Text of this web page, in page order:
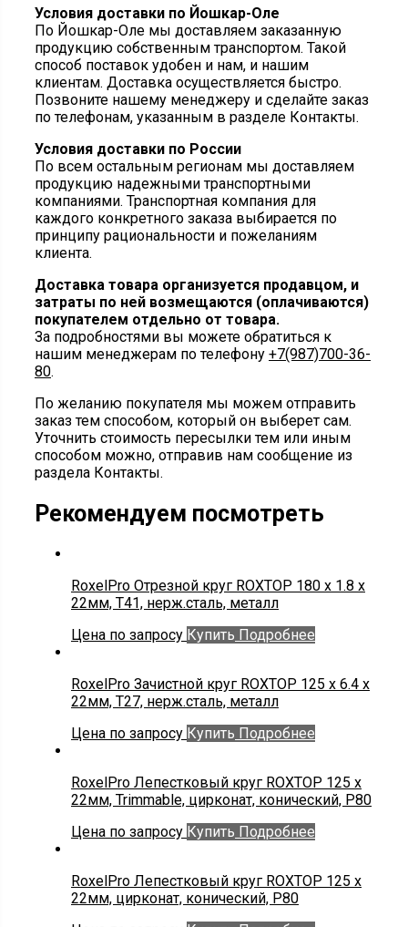
Условия доставки по Йошкар-Оле
По Йошкар-Оле мы доставляем заказанную
продукцию собственным транспортом. Такой
способ поставок удобен и нам, и нашим
клиентам. Доставка осуществляется быстро.
Позвоните нашему менеджеру и сделайте заказ
по телефонам, указанным в разделе Контакты.
Условия доставки по России
По всем остальным регионам мы доставляем
продукцию надежными транспортными
компаниями. Транспортная компания для
каждого конкретного заказа выбирается по
принципу рациональности и пожеланиям
клиента.
Доставка товара организуется продавцом, и
затраты по ней возмещаются (оплачиваются)
покупателем отдельно от товара.
За подробностями вы можете обратиться к
нашим менеджерам по телефону +7(987)700-36-
80.
По желанию покупателя мы можем отправить
заказ тем способом, который он выберет сам.
Уточнить стоимость пересылки тем или иным
способом можно, отправив нам сообщение из
раздела Контакты.
Рекомендуем посмотреть
RoxelPro Отрезной круг ROXTOP 180 x 1.8 x
22мм, Т41, нерж.сталь, металл
Цена по запросу Купить Подробнее
RoxelPro Зачистной круг ROXTOP 125 x 6.4 x
22мм, Т27, нерж.сталь, металл
Цена по запросу Купить Подробнее
RoxelPro Лепестковый круг ROXTOP 125 х
22мм, Trimmable, цирконат, конический, Р80
Цена по запросу Купить Подробнее
RoxelPro Лепестковый круг ROXTOP 125 х
22мм, цирконат, конический, Р80